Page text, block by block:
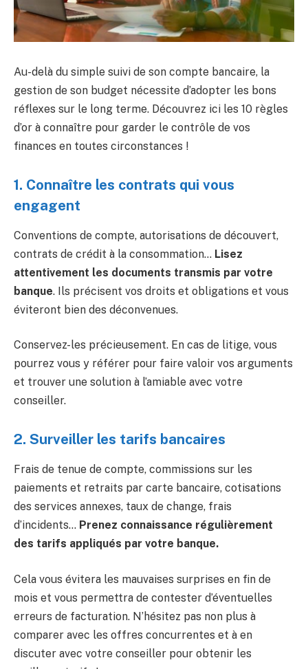
Au-delà du simple suivi de son compte bancaire, la
gestion de son budget nécessite d’adopter les bons
réflexes sur le long terme. Découvrez ici les 10 règles
d’or à connaître pour garder le contrôle de vos
finances en toutes circonstances !
1. Connaître les contrats qui vous
engagent
Conventions de compte, autorisations de découvert,
contrats de crédit à la consommation… Lisez
attentivement les documents transmis par votre
banque. Ils précisent vos droits et obligations et vous
éviteront bien des déconvenues.
Conservez-les précieusement. En cas de litige, vous
pourrez vous y référer pour faire valoir vos arguments
et trouver une solution à l’amiable avec votre
conseiller.
2. Surveiller les tarifs bancaires ️
Frais de tenue de compte, commissions sur les
paiements et retraits par carte bancaire, cotisations
des services annexes, taux de change, frais
d’incidents… Prenez connaissance régulièrement
des tarifs appliqués par votre banque.
Cela vous évitera les mauvaises surprises en fin de
mois et vous permettra de contester d’éventuelles
erreurs de facturation. N’hésitez pas non plus à
comparer avec les offres concurrentes et à en
discuter avec votre conseiller pour obtenir les